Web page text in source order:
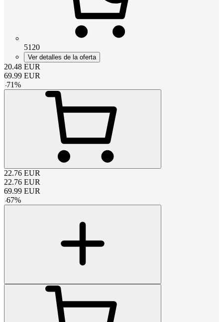
5120
Ver detalles de la oferta
20.48 EUR
69.99 EUR
-71%
22.76 EUR
22.76 EUR
69.99 EUR
-67%